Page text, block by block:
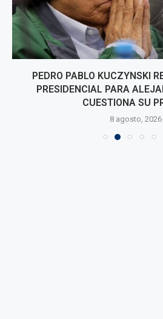
PEDRO PABLO KUCZYNSKI
PRESIDENCIAL PARA
CUESTIONA SU
8 agosto, 2026